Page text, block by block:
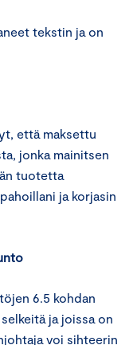
tekstin ja on
että maksettu
jonka mainitsen
tuotetta
ja korjasin
6.5 kohdan
ja joissa on
voi sihteerin